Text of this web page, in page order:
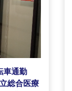
車通勤
総合医療